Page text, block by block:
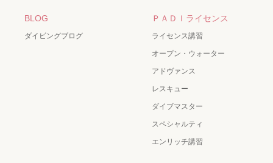
BLOG
ダイビングブログ
ＰＡＤＩライセンス
ライセンス講習
オープン・ウォーター
アドヴァンス
レスキュー
ダイブマスター
スペシャルティ
エンリッチ講習